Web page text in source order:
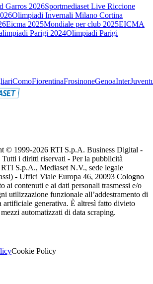
Garros 2026Sportmediaset Live Riccione
Olimpiadi Invernali Milano Cortina
Eicma 2025Mondiale per club 2025EICMA
Parigi 2024Olimpiadi Parigi
ComoFiorentinaFrosinoneGenoaInter
© 1999-2026 RTI S.p.A. Business Digital -
Tutti i diritti riservati - Per la pubblicità
S.p.A., Mediaset N.V., sede legale
- Uffici Viale Europa 46, 20093 Cologno
ai contenuti e ai dati personali trasmessi e/o
utilizzazione funzionale all’addestramento di
artificiale generativa. È altresì fatto divieto
automatizzati di data scraping.
Cookie Policy